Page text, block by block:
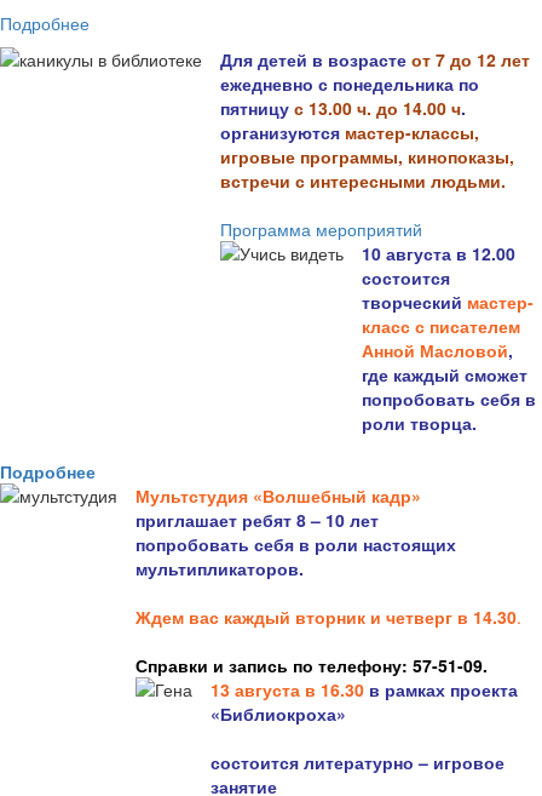
Подробнее
Для детей в возрасте от 7 до 12 лет
ежедневно с понедельника по
пятницу с 13.00 ч. до 14.00 ч.
организуются мастер-классы,
игровые программы, кинопоказы,
встречи с интересными людьми.
Программа мероприятий
10 августа в 12.00
состоится
творческий мастер-
класс с писателем
Анной Масловой,
где каждый сможет
попробовать себя в
роли творца.
Подробнее
Мультстудия «Волшебный кадр»
приглашает ребят 8 – 10 лет
попробовать себя в роли настоящих
мультипликаторов.
Ждем вас каждый вторник и четверг в 14.30.
Справки и запись по телефону: 57-51-09.
13 августа в 16.30 в рамках проекта
«Библиокроха»
состоится литературно – игровое
занятие